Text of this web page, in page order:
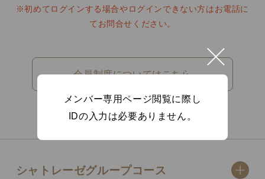
※初めてログインする場合やログインできない方はお電話に
てお問合せください。
会員制度についてはこちら
メンバー専用ページ閲覧に際し
IDの入力は必要ありません。
シャトレーゼグループコース